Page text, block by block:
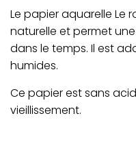
Le papier aquarelle Le
naturelle et permet
dans le temps. Il est
humides.
Ce papier est sans
vieillissement.